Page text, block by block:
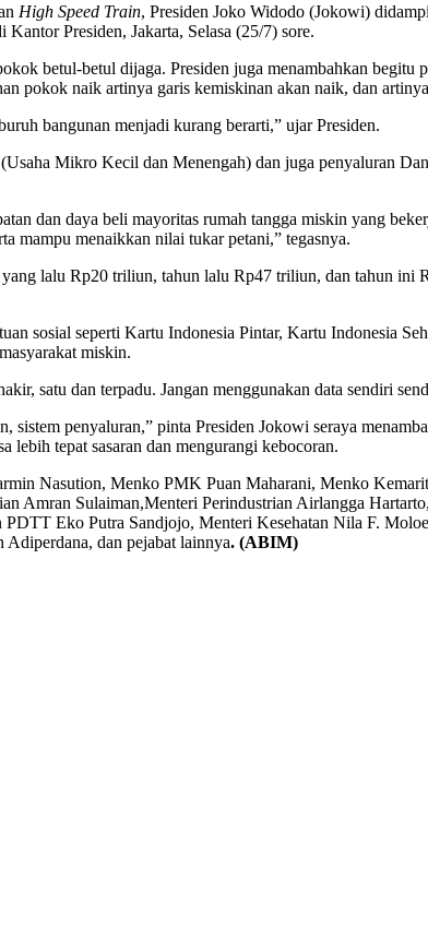
High Speed Train, Presiden Joko Widodo (Jokowi)
Presiden, Jakarta, Selasa (25/7) sore.
betul-betul dijaga. Presiden juga menambahkan
pokok naik artinya garis kemiskinan akan naik, dan
bangunan menjadi kurang berarti,” ujar Presiden.
Mikro Kecil dan Menengah) dan juga penyaluran
dan daya beli mayoritas rumah tangga miskin yang
mampu menaikkan nilai tukar petani,” tegasnya.
lalu Rp20 triliun, tahun lalu Rp47 triliun, dan tahun ini
sosial seperti Kartu Indonesia Pintar, Kartu Indonesia
miskin.
satu dan terpadu. Jangan menggunakan data sendiri
penyaluran,” pinta Presiden Jokowi seraya
lebih tepat sasaran dan mengurangi kebocoran.
Nasution, Menko PMK Puan Maharani, Menko
Amran Sulaiman,Menteri Perindustrian Airlangga
Eko Putra Sandjojo, Menteri Kesehatan Nila F.
dan pejabat lainnya. (ABIM)